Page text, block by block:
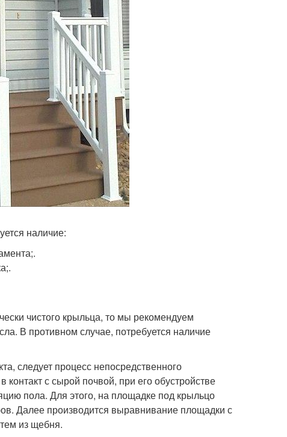
наличие:
чистого крыльца, то мы рекомендуем
В противном случае, потребуется наличие
следует процесс непосредственного
контакт с сырой почвой, при его обустройстве
пола. Для этого, на площадке под крыльцо
Далее производится выравнивание площадки с
из щебня.